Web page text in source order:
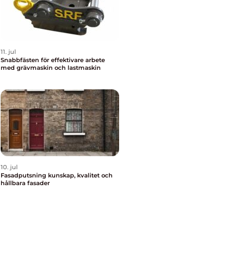
11. jul
Snabbfästen för effektivare arbete
med grävmaskin och lastmaskin
10. jul
Fasadputsning kunskap, kvalitet och
hållbara fasader